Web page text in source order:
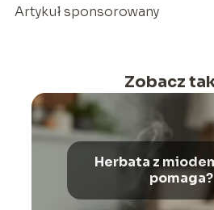
Artykuł sponsorowany
Zobacz
Herbata z
pomaga?